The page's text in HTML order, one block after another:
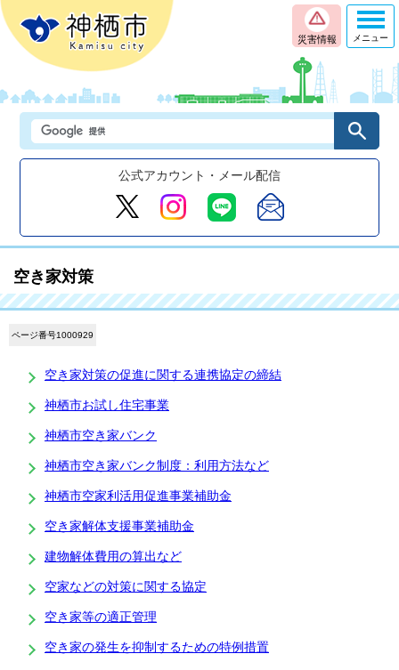
災害情報
公式アカウント・メール配信
メニュー
空き家対策
ページ番号1000929
空き家対策の促進に関する連携協定の締結
神栖市お試し住宅事業
神栖市空き家バンク
神栖市空き家バンク制度：利用方法など
神栖市空家利活用促進事業補助金
空き家解体支援事業補助金
建物解体費用の算出など
空家などの対策に関する協定
空き家等の適正管理
空き家の発生を抑制するための特例措置